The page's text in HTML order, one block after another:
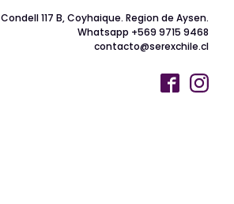
Condell 117 B, Coyhaique. Region de Aysen.
Whatsapp +569 9715 9468
contacto@serexchile.cl